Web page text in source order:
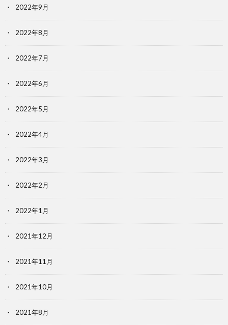
2022年9月
2022年8月
2022年7月
2022年6月
2022年5月
2022年4月
2022年3月
2022年2月
2022年1月
2021年12月
2021年11月
2021年10月
2021年8月